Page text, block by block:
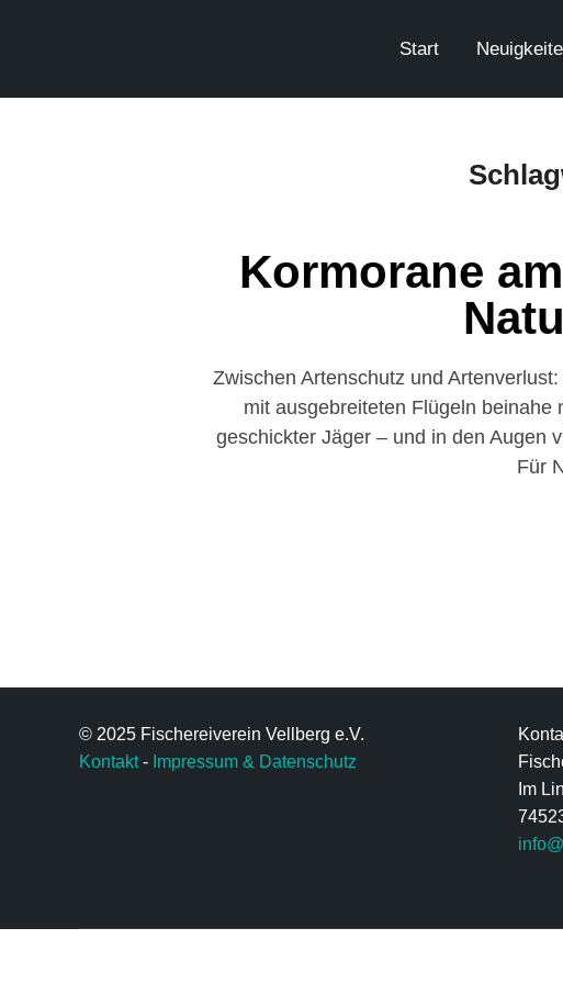
Start
Kormorane
Zwischen Artenschutz und
mit ausgebreiteten Flügeln
geschickter Jäger – und in den Augen
Für
© 2025 Fischereiverein Vellberg e.V.
Kontakt- Impressum & Datenschutz
Im